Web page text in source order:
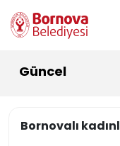
Güncel
Bornovalı